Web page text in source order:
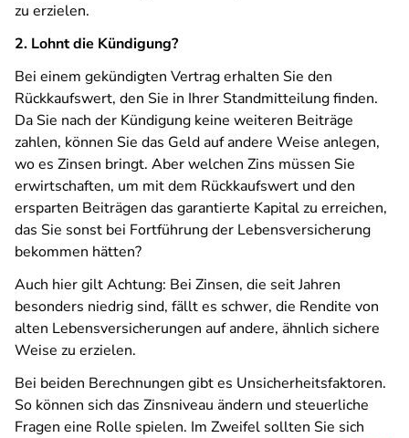
zu erzielen.
2. Lohnt die Kündigung?
Bei einem gekündigten Vertrag erhalten Sie den
Rückkaufswert, den Sie in Ihrer Standmitteilung finden.
Da Sie nach der Kündigung keine weiteren Beiträge
zahlen, können Sie das Geld auf andere Weise anlegen,
wo es Zinsen bringt. Aber welchen Zins müssen Sie
erwirtschaften, um mit dem Rückkaufswert und den
ersparten Beiträgen das garantierte Kapital zu erreichen,
das Sie sonst bei Fortführung der Lebensversicherung
bekommen hätten?
Auch hier gilt Achtung: Bei Zinsen, die seit Jahren
besonders niedrig sind, fällt es schwer, die Rendite von
alten Lebensversicherungen auf andere, ähnlich sichere
Weise zu erzielen.
Bei beiden Berechnungen gibt es Unsicherheitsfaktoren.
So können sich das Zinsniveau ändern und steuerliche
Fragen eine Rolle spielen. Im Zweifel sollten Sie sich